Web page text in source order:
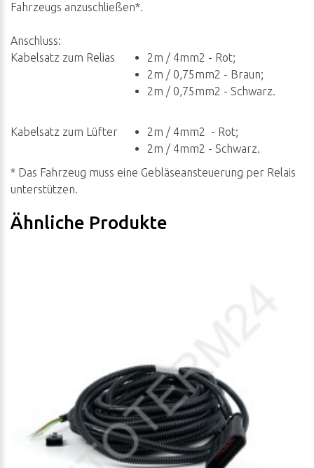
Fahrzeugs anzuschließen*.
Anschluss:
Kabelsatz zum Relias
2m / 4mm2 - Rot;
2m / 0,75mm2 - Braun;
2m / 0,75mm2 - Schwarz.
Kabelsatz zum Lüfter
2m / 4mm2 - Rot;
2m / 4mm2 - Schwarz.
* Das Fahrzeug muss eine Gebläseansteuerung per Relais
unterstützen.
Ähnliche Produkte